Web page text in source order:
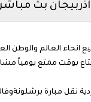
بث مباشر
العالم والوطن
بوقت ممتع يومياً
نقل مبارة